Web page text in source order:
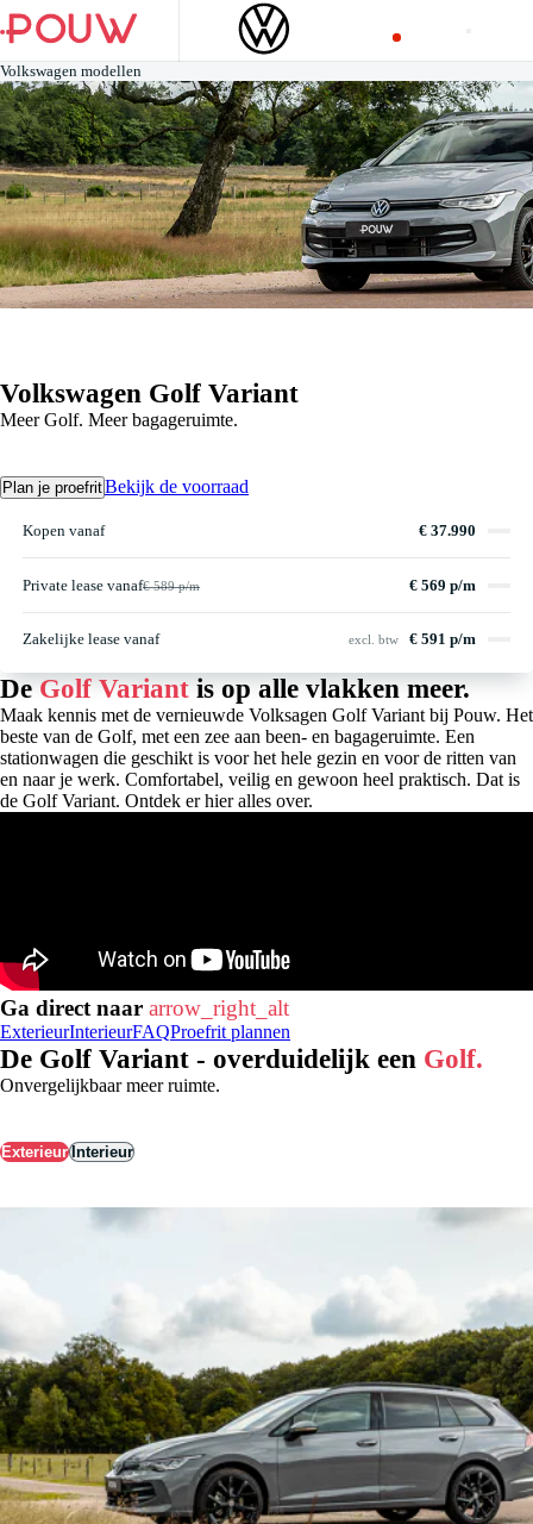
Volkswagen modellen
Volkswagen Golf Variant
Meer Golf. Meer bagageruimte.
Plan je proefritBekijk de voorraad
Kopen vanaf € 37.990
Private lease vanaf€ 589 p/m € 569 p/m
Zakelijke lease vanaf excl. btw € 591 p/m
DeGolf Variantis op alle vlakken meer.
Maak kennis met de vernieuwde Volksagen Golf Variant bij Pouw. Het
beste van de Golf, met een zee aan been- en bagageruimte. Een
stationwagen die geschikt is voor het hele gezin en voor de ritten van
en naar je werk. Comfortabel, veilig en gewoon heel praktisch. Dat is
de Golf Variant. Ontdek er hier alles over.
Ga direct naar arrow_right_alt
ExterieurInterieurFAQProefrit plannen
De Golf Variant - overduidelijk een Golf.
Onvergelijkbaar meer ruimte.
ExterieurInterieur